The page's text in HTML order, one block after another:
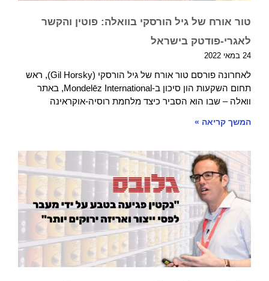
טור אורח של גיל הורסקי בוואלה: פוטין והקשר
לאגרי-פודטק בישראל
24 במאי 2022
לאחרונה פורסם טור אורח של גיל הורסקי (Gil Horsky), ראש
תחום השקעות הון סיכון ב-Mondelēz International, באתר
וואלה – שבו הוא הסביר כיצד מלחמת רוסיה-אוקראינה
המשך קריאה »